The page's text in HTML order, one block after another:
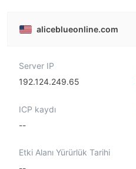
aliceblueonline.com
Server IP
192.124.249.65
ICP kaydı
--
Etki Alanı Yürürlük Tarihi